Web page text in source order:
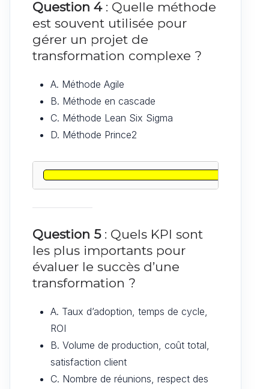
Question 4: Quelle méthode
est souvent utilisée pour
gérer un projet de
transformation complexe ?
A. Méthode Agile
B. Méthode en cascade
C. Méthode Lean Six Sigma
D. Méthode Prince2
Question 5: Quels KPI sont
les plus importants pour
évaluer le succès d’une
transformation ?
A. Taux d’adoption, temps de cycle,
ROI
B. Volume de production, coût total,
satisfaction client
C. Nombre de réunions, respect des